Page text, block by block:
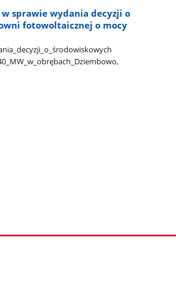
sprawie wydania decyzji o
fotowoltaicznej o mocy